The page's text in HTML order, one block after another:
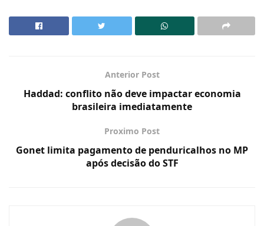
Anterior Post
Haddad: conflito não deve impactar economia
brasileira imediatamente
Proximo Post
Gonet limita pagamento de penduricalhos no MP
após decisão do STF